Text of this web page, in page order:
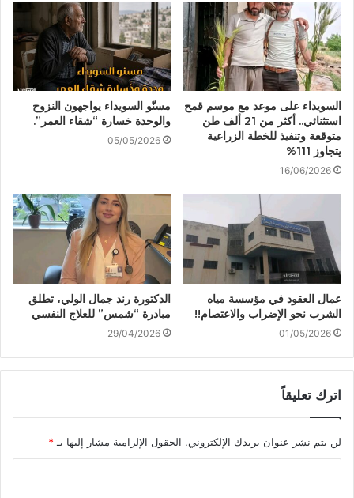
السويداء على موعد مع موسم قمح
استثنائي.. أكثر من 21 ألف طن
متوقعة وتنفيذ للخطة الزراعية
يتجاوز 111%
16/06/2026
مسنّو السويداء يواجهون النزوح
والوحدة خسارة “شقاء العمر”.
05/05/2026
عمال العقود في مؤسسة مياه
الشرب نحو الإضراب والاعتصام!!
01/05/2026
الدكتورة رند جمال الولي، تطلق
مبادرة “شمس” للعلاج النفسي
29/04/2026
اترك تعليقاً
لن يتم نشر عنوان بريدك الإلكتروني. الحقول الإلزامية مشار إليها بـ *